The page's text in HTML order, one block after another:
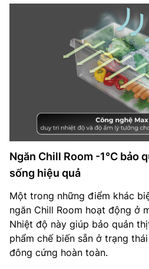
Ngăn Chill Room -1°C bảo
sống hiệu quả
Một trong những điểm khác
ngăn Chill Room hoạt động ở
Nhiệt độ này giúp bảo quản
phẩm chế biến sẵn ở trạng
đông cứng hoàn toàn.